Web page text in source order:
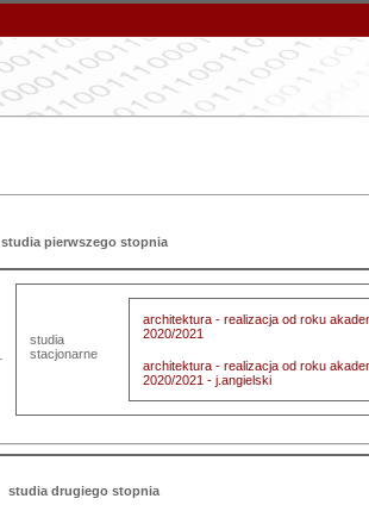
studia pierwszego stopnia
studia
stacjonarne
architektura - realizacja od roku
2020/2021
architektura - realizacja od roku
2020/2021 - j.angielski
studia drugiego stopnia